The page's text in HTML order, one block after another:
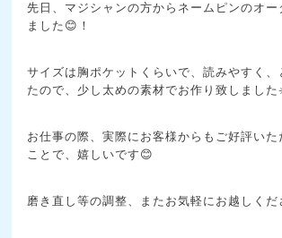
先日、マジシャンの方からネームピンのオー
ました😊！
サイズは胸ポケットくらいで、読みやすく、
たので、少し太めの素材でお作り致しまし
お仕事の際、実際にお客様からもご好評いた
ことで、嬉しいです😊
磨き直し等の調整、またお気軽にお越しくだ